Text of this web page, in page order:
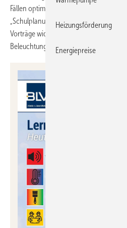
Fällen optimal lernförderlich sind.
„Schulplanung“ neu in die
Vorträge widmen sich dem Raumklima,
Beleuchtung und dem Farbkonzept.
Heizungsförderung
Energiepreise